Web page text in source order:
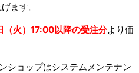
ます。
火）17:00以降の受注分より価
ショップはシステムメンテナン